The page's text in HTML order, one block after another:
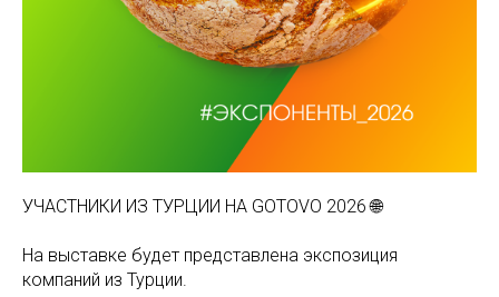
УЧАСТНИКИ ИЗ ТУРЦИИ НА GOTOVO 2026 🌐
На выставке будет представлена экспозиция
компаний из Турции.